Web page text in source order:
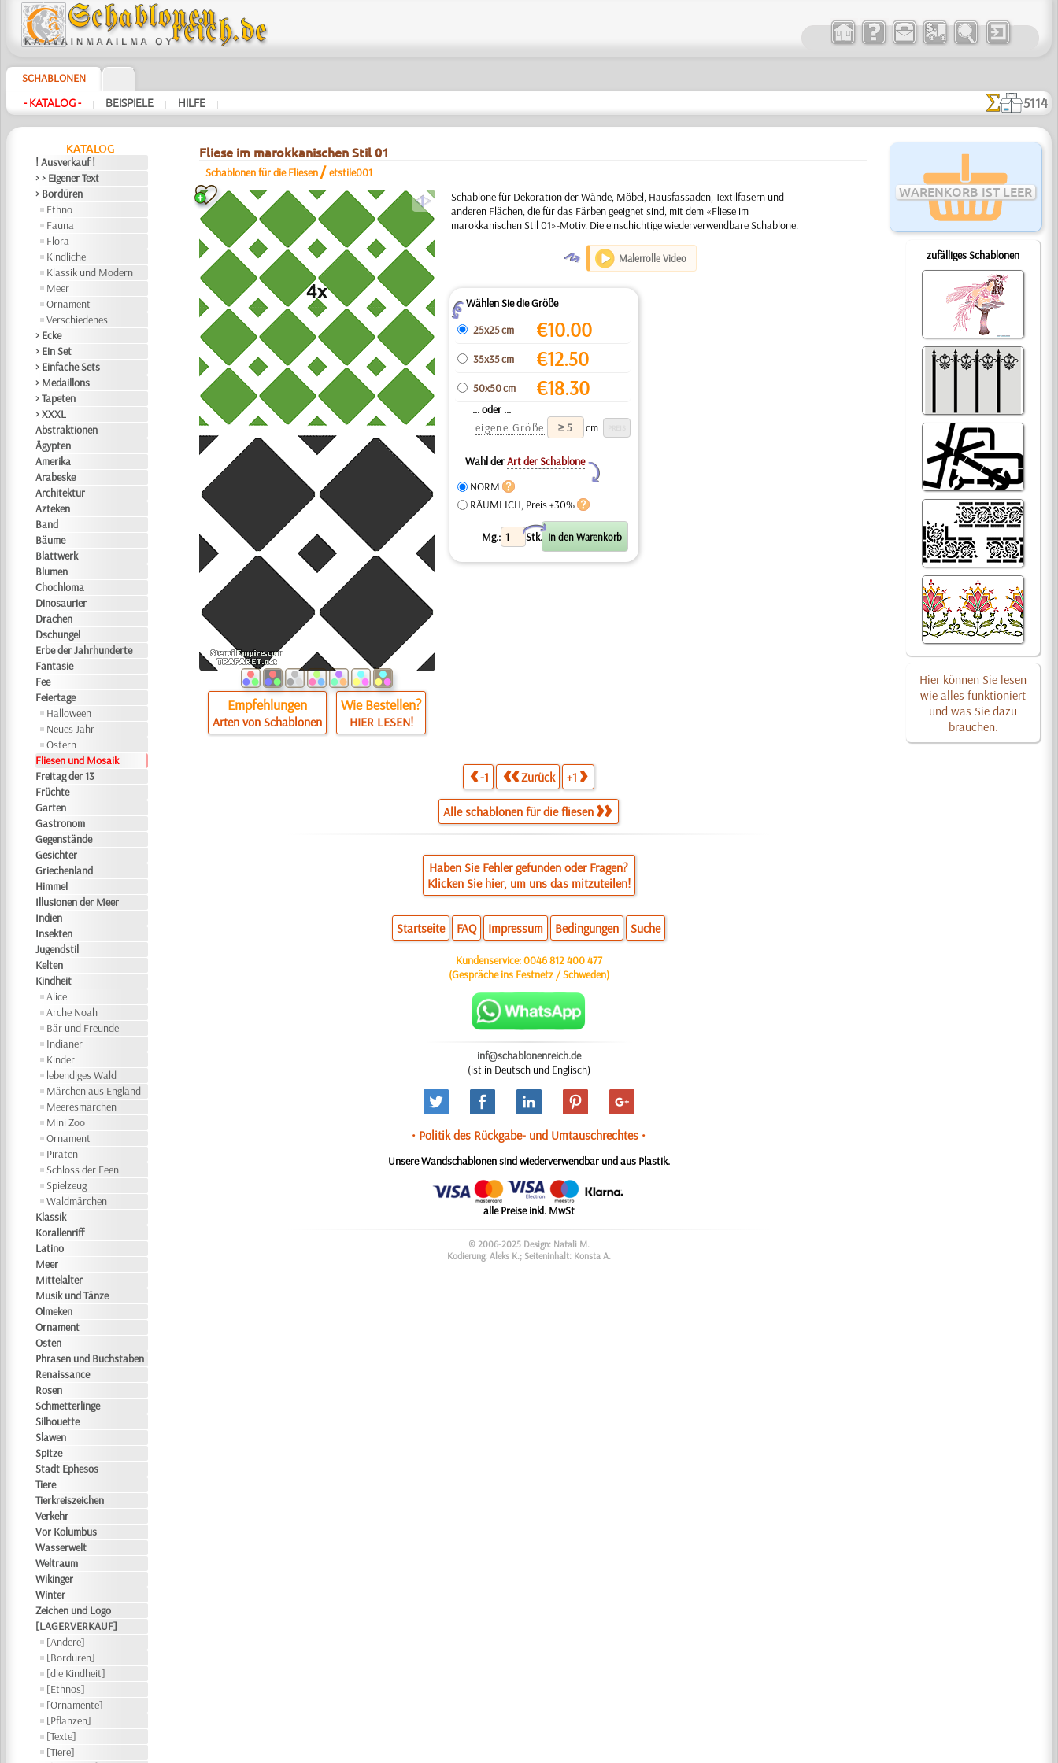
SCHABLONEN
- KATALOG - | BEISPIELE | HILFE | 5114
- KATALOG -
! Ausverkauf !
> > Eigener Text
> Bordüren
Ethno
Fauna
Flora
Kindliche
Klassik und Modern
Meer
Ornament
Verschiedenes
> Ecke
> Ein Set
> Einfache Sets
> Medaillons
> Tapeten
> XXXL
Abstraktionen
Ägypten
Amerika
Arabeske
Architektur
Azteken
Band
Bäume
Blattwerk
Blumen
Chochloma
Dinosaurier
Drachen
Dschungel
Erbe der Jahrhunderte
Fantasie
Fee
Feiertage
Halloween
Neues Jahr
Ostern
Fliesen und Mosaik
Freitag der 13
Früchte
Garten
Gastronom
Gegenstände
Gesichter
Griechenland
Himmel
Illusionen der Meer
Indien
Insekten
Jugendstil
Kelten
Kindheit
Alice
Arche Noah
Bär und Freunde
Indianer
Kinder
lebendiges Wald
Märchen aus England
Meeresmärchen
Mini Zoo
Ornament
Piraten
Schloss der Feen
Spielzeug
Waldmärchen
Klassik
Korallenriff
Latino
Meer
Mittelalter
Musik und Tänze
Olmeken
Ornament
Osten
Phrasen und Buchstaben
Renaissance
Rosen
Schmetterlinge
Silhouette
Slawen
Spitze
Stadt Ephesos
Tiere
Tierkreiszeichen
Verkehr
Vor Kolumbus
Wasserwelt
Weltraum
Wikinger
Winter
Zeichen und Logo
[LAGERVERKAUF]
[Andere]
[Bordüren]
[die Kindheit]
[Ethnos]
[Ornamente]
[Pflanzen]
[Texte]
[Tiere]
WARENKORB IST LEER
zufälliges Schablonen
Hier können Sie lesen
wie alles funktioniert
und was Sie dazu
brauchen.
Fliese im marokkanischen Stil 01
Schablonen für die Fliesen /etstile001
a
Empfehlungen
Arten von Schablonen
Wie Bestellen?
HIER LESEN!
Schablone für Dekoration der Wände, Möbel, Hausfassaden, Textilfasern und
anderen Flächen, die für das Färben geeignet sind, mit dem «Fliese im
marokkanischen Stil 01»-Motiv. Die einschichtige wiederverwendbare Schablone.
O Malerrolle Video
ZWählen Sie die Größe
25x25 cm
€10.00
35x35 cm €12.50
50x50 cm €18.30
... oder ...
eigene Größe
cm
Wahl derArt der Schablone
Y
NORM
RÄUMLICH, Preis +30%
Mg.: Stk.
X
-1 Zurück +1
Alle schablonen für die fliesen
Haben Sie Fehler gefunden oder Fragen?
Klicken Sie hier, um uns das mitzuteilen!
Startseite FAQ Impressum Bedingungen Suche
Kundenservice:0046 812 400 477
(Gespräche ins Festnetz / Schweden)
inf@schablonenreich.de
(ist in Deutsch und Englisch)
• Politik des Rückgabe- und Umtauschrechtes •
Unsere Wandschablonen sind wiederverwendbar und aus Plastik.
alle Preise inkl. MwSt
© 2006-2025 Design: Natali M.
Kodierung: Aleks K.; Seiteninhalt: Konsta A.